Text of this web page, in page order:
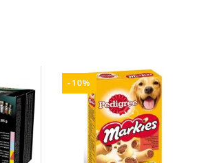
-10%